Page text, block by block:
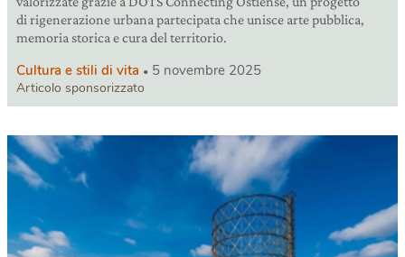
di rigenerazione urbana partecipata che unisce arte pubblica,
memoria storica e cura del territorio.
Cultura e stili di vita 5 novembre 2025
Articolo sponsorizzato